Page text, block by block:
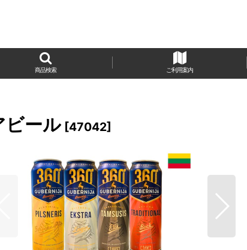
商品検索 ご利用案内
ビール [47042]